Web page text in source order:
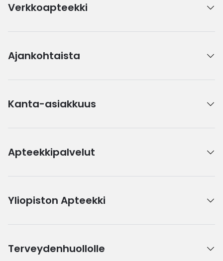
Verkkoapteekki
Ajankohtaista
Kanta-asiakkuus
Apteekkipalvelut
Yliopiston Apteekki
Terveydenhuollolle